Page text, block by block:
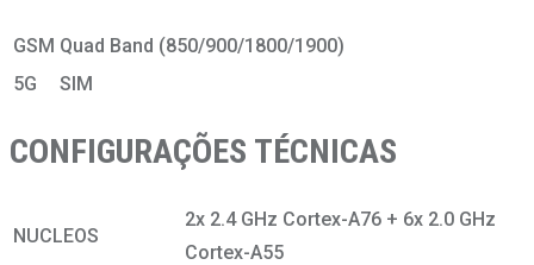
GSM Quad Band (850/900/1800/1900)
5G
SIM
CONFIGURAÇÕES TÉCNICAS
NUCLEOS
2x 2.4 GHz Cortex-A76 + 6x 2.0 GHz
Cortex-A55